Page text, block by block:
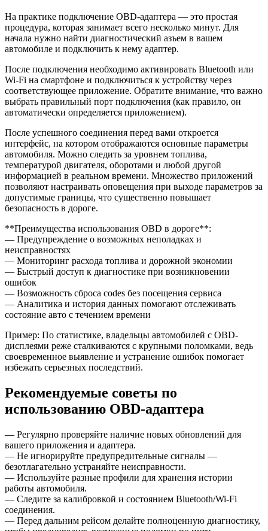
На практике подключение OBD-адаптера — это простая
процедура, которая занимает всего несколько минут. Для
начала нужно найти диагностический азъем в вашем
автомобиле и подключить к нему адаптер.
После подключения необходимо активировать Bluetooth или
Wi-Fi на смартфоне и подключиться к устройству через
соответствующее приложение. Обратите внимание, что важно
выбрать правильный порт подключения (как правило, он
автоматически определяется приложением).
После успешного соединения перед вами откроется
интерфейс, на котором отображаются основные параметры
автомобиля. Можно следить за уровнем топлива,
температурой двигателя, оборотами и любой другой
информацией в реальном времени. Множество приложений
позволяют настраивать оповещения при выходе параметров за
допустимые границы, что существенно повышает
безопасность в дороге.
**Преимущества использования OBD в дороге**:
— Предупреждение о возможных неполадках и
неисправностях
— Мониторинг расхода топлива и дорожной экономии
— Быстрый доступ к диагностике при возникновении
ошибок
— Возможность сброса codes без посещения сервиса
— Аналитика и история данных помогают отслеживать
состояние авто с течением времени
Пример: По статистике, владельцы автомобилей с OBD-
дисплеями реже сталкиваются с крупными поломками, ведь
своевременное выявление и устранение ошибок помогает
избежать серьезных последствий.
Рекомендуемые советы по
использованию OBD-адаптера
— Регулярно проверяйте наличие новых обновлений для
вашего приложения и адаптера.
— Не игнорируйте предупредительные сигналы —
безотлагательно устраняйте неисправности.
— Используйте разные профили для хранения истории
работы автомобиля.
— Следите за калибровкой и состоянием Bluetooth/Wi-Fi
соединения.
— Перед дальним рейсом делайте полноценную диагностику,